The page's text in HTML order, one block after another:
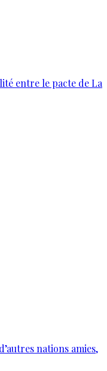
entre le pacte de La
nations amies,